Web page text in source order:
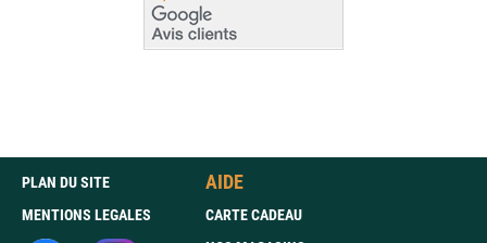
PLAN DU SITE
MENTIONS LEGALES
AIDE
CARTE CADEAU